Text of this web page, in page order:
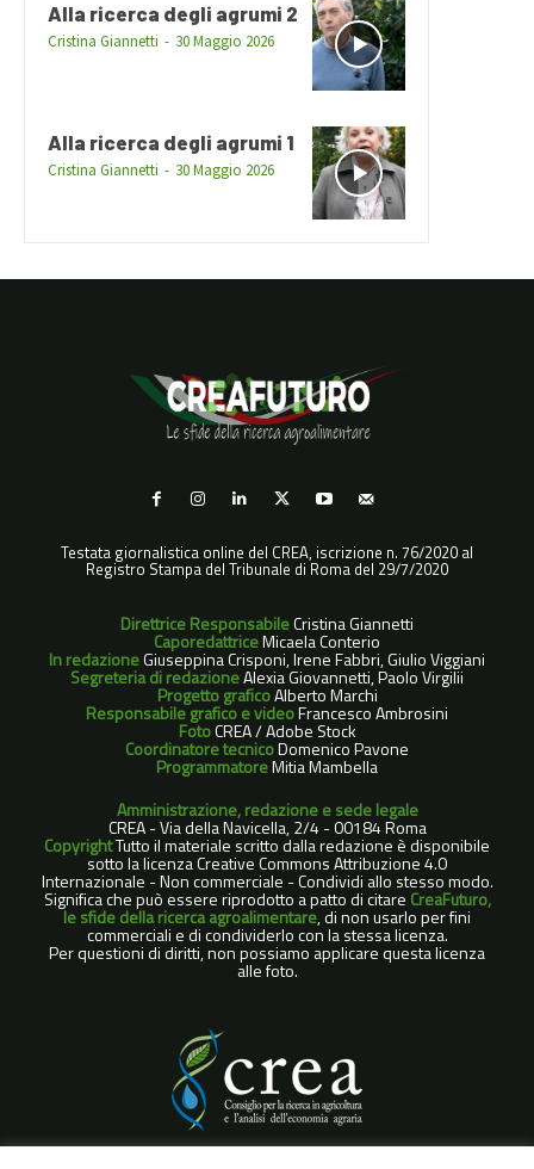
Alla ricerca degli agrumi 2
Cristina Giannetti - 30 Maggio 2026
Alla ricerca degli agrumi 1
Cristina Giannetti - 30 Maggio 2026
Testata giornalistica online del CREA, iscrizione n. 76/2020 al
Registro Stampa del Tribunale di Roma del 29/7/2020
Direttrice ResponsabileCristina Giannetti
CaporedattriceMicaela Conterio
In redazioneGiuseppina Crisponi, Irene Fabbri, Giulio Viggiani
Segreteria di redazioneAlexia Giovannetti, Paolo Virgilii
Progetto graficoAlberto Marchi
Responsabile grafico e videoFrancesco Ambrosini
FotoCREA / Adobe Stock
Coordinatore tecnicoDomenico Pavone
ProgrammatoreMitia Mambella
Amministrazione, redazione e sede legale
CREA - Via della Navicella, 2/4 - 00184 Roma
CopyrightTutto il materiale scritto dalla redazione è disponibile
sotto la licenza Creative Commons Attribuzione 4.0
Internazionale - Non commerciale - Condividi allo stesso modo.
Significa che può essere riprodotto a patto di citare CreaFuturo,
le sfide della ricerca agroalimentare, di non usarlo per fini
commerciali e di condividerlo con la stessa licenza.
Per questioni di diritti, non possiamo applicare questa licenza
alle foto.